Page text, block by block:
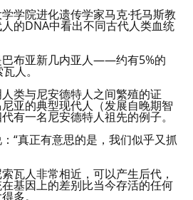
学院进化遗传学家马克·托马斯教
的DNA中看出不同古代人类血统
布亚新几内亚人——约有5%的
人。
类与尼安德特人之间繁殖的证
亚的典型现代人（发展自晚期智
有一名尼安德特人祖先的例子。
“真正有意思的是，我们似乎又抓
瓦人非常相近，可以产生后代，
基因上的差别比当今存活的任何
多。